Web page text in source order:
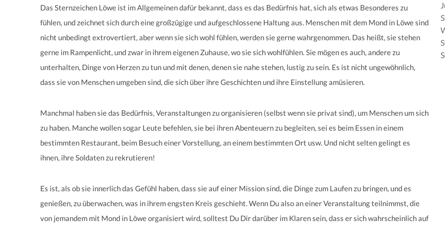
Das Sternzeichen Löwe ist im Allgemeinen dafür bekannt, dass es das Bedürfnis hat, sich als etwas Besonderes zu
fühlen, und zeichnet sich durch eine großzügige und aufgeschlossene Haltung aus. Menschen mit dem Mond in Löwe sind
nicht unbedingt extrovertiert, aber wenn sie sich wohl fühlen, werden sie gerne wahrgenommen. Das heißt, sie stehen
gerne im Rampenlicht, und zwar in ihrem eigenen Zuhause, wo sie sich wohlfühlen. Sie mögen es auch, andere zu
unterhalten, Dinge von Herzen zu tun und mit denen, denen sie nahe stehen, lustig zu sein. Es ist nicht ungewöhnlich,
dass sie von Menschen umgeben sind, die sich über ihre Geschichten und ihre Einstellung amüsieren.
Manchmal haben sie das Bedürfnis, Veranstaltungen zu organisieren (selbst wenn sie privat sind), um Menschen um sich
zu haben. Manche wollen sogar Leute befehlen, sie bei ihren Abenteuern zu begleiten, sei es beim Essen in einem
bestimmten Restaurant, beim Besuch einer Vorstellung, an einem bestimmten Ort usw. Und nicht selten gelingt es
ihnen, ihre Soldaten zu rekrutieren!
Es ist, als ob sie innerlich das Gefühl haben, dass sie auf einer Mission sind, die Dinge zum Laufen zu bringen, und es
genießen, zu überwachen, was in ihrem engsten Kreis geschieht. Wenn Du also an einer Veranstaltung teilnimmst, die
von jemandem mit Mond in Löwe organisiert wird, solltest Du Dir darüber im Klaren sein, dass er sich wahrscheinlich auf